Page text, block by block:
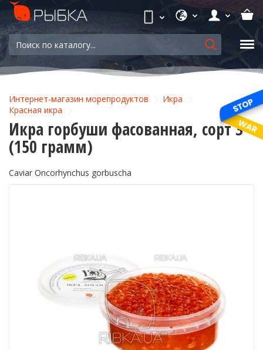
Интернет-магазин морепродуктов
Икра
Красная икра
Икра горбуши фасованная, сорт 3
(150 грамм)
Caviar Oncorhynchus gorbuscha